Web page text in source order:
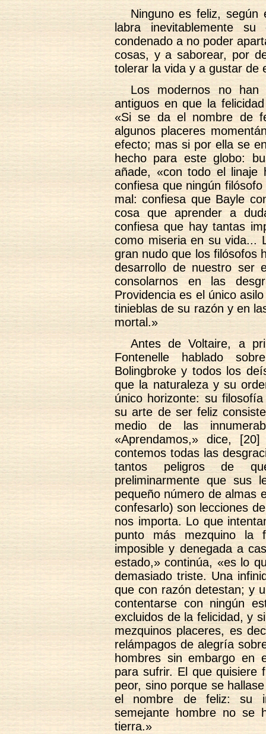
Ninguno es feliz,
labra inevitablemente
condenado a no poder
cosas, y a saborear, por
tolerar la vida y a gustar de
Los modernos no
antiguos en que la
«Si se da el nombre de
algunos placeres
efecto; mas si por ella se
hecho para este globo:
añade, «con todo el linaje
confiesa que ningún
mal: confiesa que Bayle
cosa que aprender a
confiesa que hay tantas
como miseria en su vida...
gran nudo que los filósofos
desarrollo de nuestro ser
consolarnos en las
Providencia es el único
tinieblas de su razón y en
mortal.»
Antes de Voltaire, a
Fontenelle hablado
Bolingbroke y todos los
que la naturaleza y su
único horizonte: su
su arte de ser feliz
medio de las
«Aprendamos,» dice,
contemos todas las
tantos peligros de
preliminarmente que sus
pequeño número de almas
confesarlo) son lecciones
nos importa. Lo que
punto más mezquino la
imposible y denegada a
estado,» continúa, «es lo
demasiado triste. Una
que con razón detestan; y
contentarse con ningún
excluidos de la felicidad, y
mezquinos placeres, es
relámpagos de alegría
hombres sin embargo en
para sufrir. El que quisiere
peor, sino porque se
el nombre de feliz: su
semejante hombre no se
tierra.»